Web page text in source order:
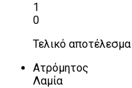
1
0
Τελικό αποτέλεσμα
Ατρόμητος
Λαμία